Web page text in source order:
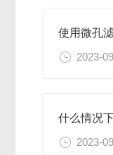
2023-
2023-